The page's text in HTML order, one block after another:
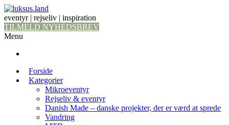
eventyr | rejseliv | inspiration
TILMELD NYHEDSBREV
Menu
Forside
Kategorier
Mikroeventyr
Rejseliv & eventyr
Danish Made – danske projekter, der er værd at sprede
Vandring